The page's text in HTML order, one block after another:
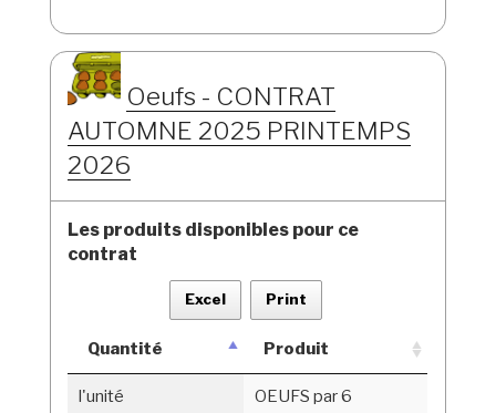
Oeufs - CONTRAT
AUTOMNE 2025 PRINTEMPS
2026
Les produits disponibles pour ce
contrat
Excel Print
Quantité Produit
l'unité OEUFS par 6